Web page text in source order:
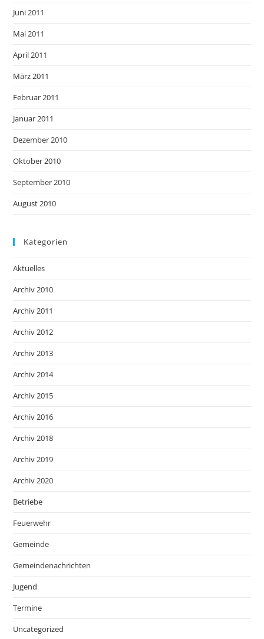
Juni 2011
Mai 2011
April 2011
März 2011
Februar 2011
Januar 2011
Dezember 2010
Oktober 2010
September 2010
August 2010
Kategorien
Aktuelles
Archiv 2010
Archiv 2011
Archiv 2012
Archiv 2013
Archiv 2014
Archiv 2015
Archiv 2016
Archiv 2018
Archiv 2019
Archiv 2020
Betriebe
Feuerwehr
Gemeinde
Gemeindenachrichten
Jugend
Termine
Uncategorized